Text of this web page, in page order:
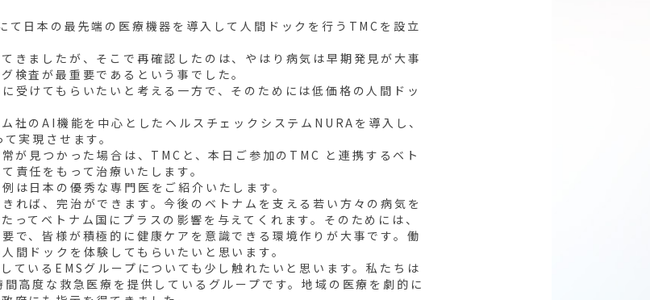
て日本の最先端の医療機器を導入して人間ドックを行うTMCを設立
きましたが、そこで再確認したのは、やはり病気は早期発見が大事
検査が最重要であるという事でした。
受けてもらいたいと考える一方で、そのためには低価格の人間ドッ
社のAI機能を中心としたヘルスチェックシステムNURAを導入し、
実現させます。
が見つかった場合は、TMCと、本日ご参加のTMC と連携するベト
責任をもって治療いたします。
は日本の優秀な専門医をご紹介いたします。
れば、完治ができます。今後のベトナムを支える若い方々の病気を
ってベトナム国にプラスの影響を与えてくれます。そのためには、
で、皆様が積極的に健康ケアを意識できる環境作りが大事です。働
間ドックを体験してもらいたいと思います。
ているEMSグループについても少し触れたいと思います。私たちは
高度な救急医療を提供しているグループです。地域の医療を劇的に